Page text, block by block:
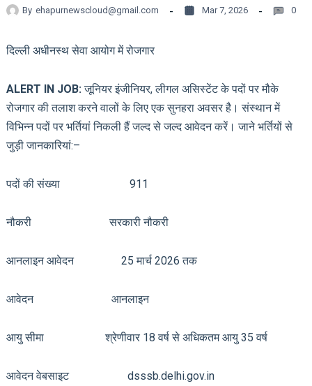
By ehapurnewscloud@gmail.com Mar 7, 2026 0
दिल्ली अधीनस्थ सेवा आयोग में रोजगार
ALERT IN JOB:जूनियर इंजीनियर, लीगल असिस्टेंट के पदों पर मौके
रोजगार की तलाश करने वालों के लिए एक सुनहरा अवसर है। संस्थान में
विभिन्न पदों पर भर्तियां निकली हैं जल्द से जल्द आवेदन करें। जाने भर्तियों से
जुड़ी जानकारियां:–
पदों की संख्या 911
नौकरी सरकारी नौकरी
आनलाइन आवेदन 25 मार्च 2026 तक
आवेदन आनलाइन
आयु सीमा श्रेणीवार 18 वर्ष से अधिकतम आयु 35 वर्ष
आवेदन वेबसाइट dsssb.delhi.gov.in